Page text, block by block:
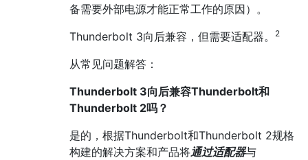
备需要外部电源才能正常工作的原因）。
Thunderbolt 3向后兼容，但需要适配器。
2
从常见问题解答：
Thunderbolt 3向后兼容Thunderbolt和
Thunderbolt 2吗？
是的，根据Thunderbolt和Thunderbolt 2规格
构建的解决方案和产品将通过适配器与